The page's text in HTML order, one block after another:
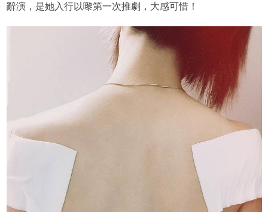
辭演，是她入行以嚟第一次推劇，大感可惜！